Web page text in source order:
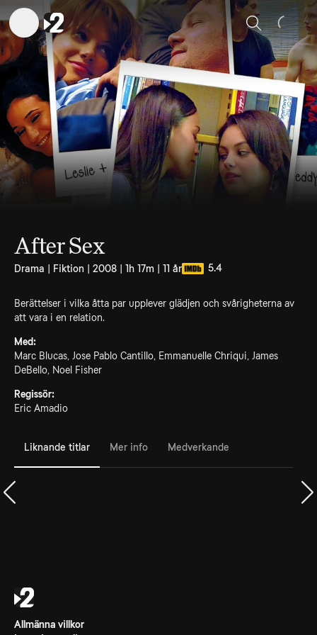
Sök
After Sex
Drama | Fiktion | 2008 | 1h 17m | 11 år 5.4
Berättelser i vilka åtta par upplever glädjen och svårigheterna av
att vara i en relation.
Med:
Marc Blucas, Jose Pablo Cantillo, Emmanuelle Chriqui, James
DeBello, Noel Fisher
Regissör:
Eric Amadio
Liknande titlar Mer info Medverkande
Allmänna villkor